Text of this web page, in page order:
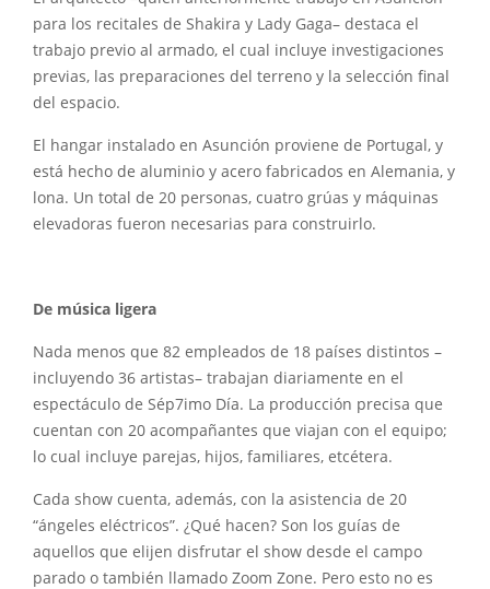
para los recitales de Shakira y Lady Gaga– destaca el
trabajo previo al armado, el cual incluye investigaciones
previas, las preparaciones del terreno y la selección final
del espacio.
El hangar instalado en Asunción proviene de Portugal, y
está hecho de aluminio y acero fabricados en Alemania, y
lona. Un total de 20 personas, cuatro grúas y máquinas
elevadoras fueron necesarias para construirlo.
De música ligera
Nada menos que 82 empleados de 18 países distintos –
incluyendo 36 artistas– trabajan diariamente en el
espectáculo de Sép7imo Día. La producción precisa que
cuentan con 20 acompañantes que viajan con el equipo;
lo cual incluye parejas, hijos, familiares, etcétera.
Cada show cuenta, además, con la asistencia de 20
“ángeles eléctricos”. ¿Qué hacen? Son los guías de
aquellos que elijen disfrutar el show desde el campo
parado o también llamado Zoom Zone. Pero esto no es